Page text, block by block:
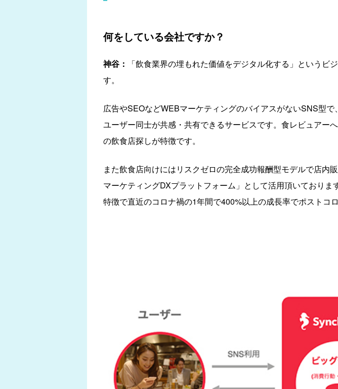
何をしている会社ですか？
神谷： 「飲食業界の埋もれた価値をデジタル化する」というビ
す。
広告やSEOなどWEBマーケティングのバイアスがないSNS型
ユーザー同士が共感・共有できるサービスです。食レビュアー
の飲食店探しが特徴です。
また飲食店向けにはリスクゼロの完全成功報酬型モデルで店
マーケティングDXプラットフォーム」として活用頂いており
特徴で直近のコロナ禍の1年間で400%以上の成長率でポストコ